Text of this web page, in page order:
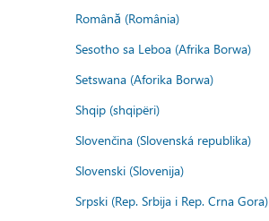
Română (România)
Sesotho sa Leboa (Afrika Borwa)
Setswana (Aforika Borwa)
Shqip (shqipëri)
Slovenčina (Slovenská republika)
Slovenski (Slovenija)
Srpski (Rep. Srbija i Rep. Crna Gora)